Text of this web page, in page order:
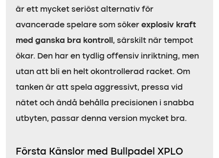
är ett mycket seriöst alternativ för
avancerade spelare som söker explosiv kraft
med ganska bra kontroll , särskilt när tempot
ökar. Den har en tydlig offensiv inriktning, men
utan att bli en helt okontrollerad racket. Om
tanken är att spela aggressivt, pressa vid
nätet och ändå behålla precisionen i snabba
utbyten, passar denna version mycket bra.
Första Känslor med Bullpadel XPLO